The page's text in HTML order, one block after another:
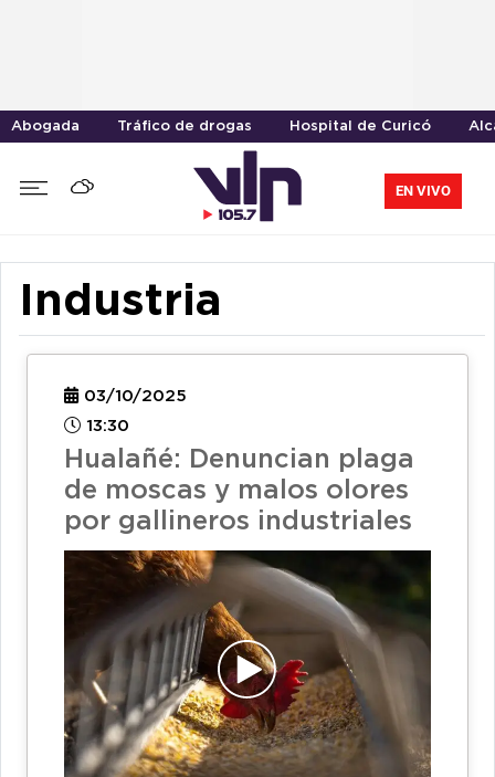
Abogada Tráfico de drogas Hospital de Curicó
EN VIVO
Industria
03/10/2025
13:30
Hualañé: Denuncian plaga
de moscas y malos olores
por gallineros industriales